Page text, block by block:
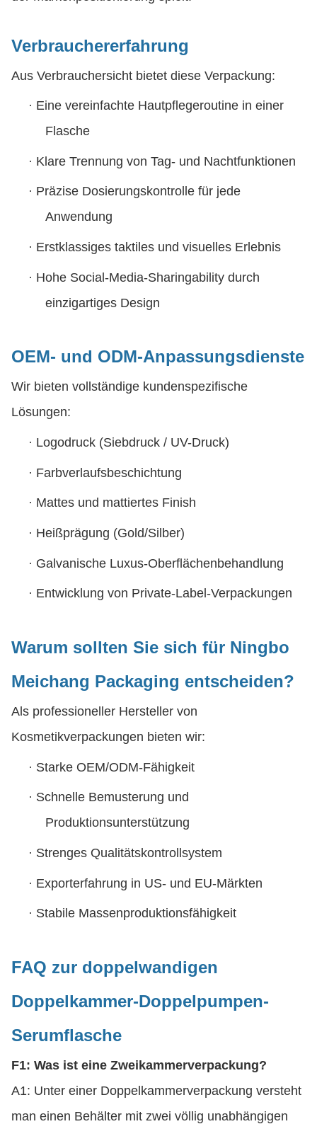
Verbrauchererfahrung
Aus Verbrauchersicht bietet diese Verpackung:
· Eine vereinfachte Hautpflegeroutine in einer
Flasche
· Klare Trennung von Tag- und Nachtfunktionen
· Präzise Dosierungskontrolle für jede
Anwendung
· Erstklassiges taktiles und visuelles Erlebnis
· Hohe Social-Media-Sharingability durch
einzigartiges Design
OEM- und ODM-Anpassungsdienste
Wir bieten vollständige kundenspezifische
Lösungen:
· Logodruck (Siebdruck / UV-Druck)
· Farbverlaufsbeschichtung
· Mattes und mattiertes Finish
· Heißprägung (Gold/Silber)
· Galvanische Luxus-Oberflächenbehandlung
· Entwicklung von Private-Label-Verpackungen
Warum sollten Sie sich für Ningbo
Meichang Packaging entscheiden?
Als professioneller Hersteller von
Kosmetikverpackungen bieten wir:
· Starke OEM/ODM-Fähigkeit
· Schnelle Bemusterung und
Produktionsunterstützung
· Strenges Qualitätskontrollsystem
· Exporterfahrung in US- und EU-Märkten
· Stabile Massenproduktionsfähigkeit
FAQ zur doppelwandigen
Doppelkammer-Doppelpumpen-
Serumflasche
F1: Was ist eine Zweikammerverpackung?
A1: Unter einer Doppelkammerverpackung versteht
man einen Behälter mit zwei völlig unabhängigen